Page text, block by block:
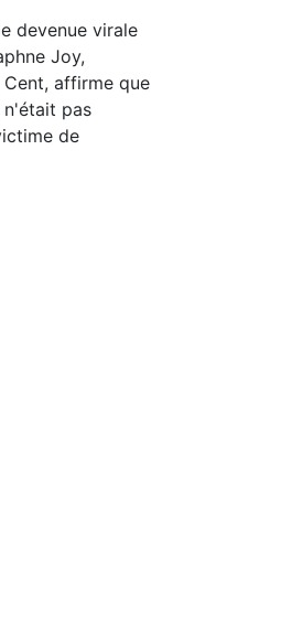
devenue virale
Joy,
affirme que
pas
de